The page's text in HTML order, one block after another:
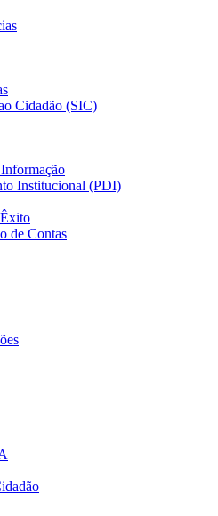
Cidadão (SIC)
Institucional (PDI)
de Contas